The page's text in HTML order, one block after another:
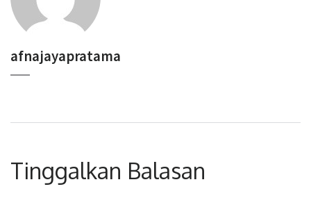
afnajayapratama
Tinggalkan Balasan